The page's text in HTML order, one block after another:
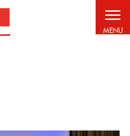
MENU